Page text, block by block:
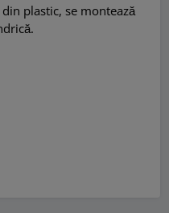
plastic, se montează